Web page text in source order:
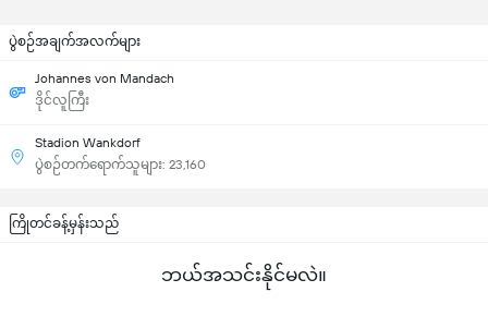
ပွဲစဉ်အချက်အလက်များ
Johannes von Mandach
ဒိုင်လူကြီး
Stadion Wankdorf
ပွဲစဉ်တက်ရောက်သူများ: 23,160
ကြိုတင်ခန့်မှန်းသည်
ဘယ်အသင်းနိုင်မလဲ။